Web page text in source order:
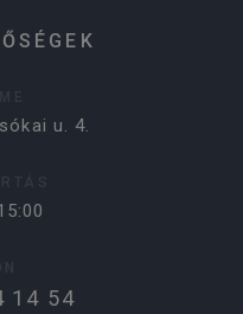
u. 4.
14 54